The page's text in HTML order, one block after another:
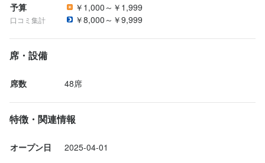
予算
口コミ集計
￥1,000～￥1,999
￥8,000～￥9,999
席・設備
席数 48席
特徴・関連情報
オープン日 2025-04-01